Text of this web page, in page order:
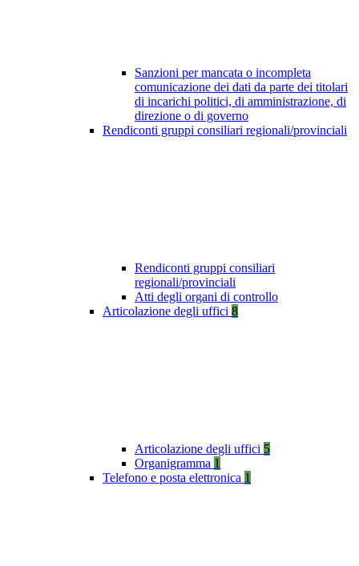
Sanzioni per mancata o incompleta
comunicazione dei dati da parte dei titolari
di incarichi politici, di amministrazione, di
direzione o di governo
Rendiconti gruppi consiliari regionali/provinciali
Rendiconti gruppi consiliari
regionali/provinciali
Atti degli organi di controllo
Articolazione degli uffici 8
Articolazione degli uffici 5
Organigramma 1
Telefono e posta elettronica 1